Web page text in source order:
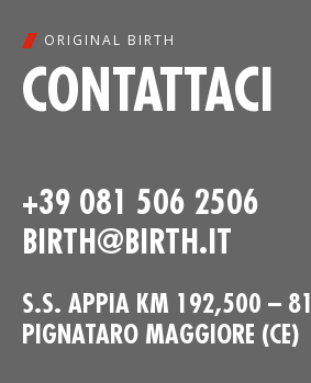
ORIGINAL BIRTH
CONTATTACI
+39 081 506 2506
BIRTH@BIRTH.IT
S.S. APPIA KM 192,500 –
PIGNATARO MAGGIORE (CE)